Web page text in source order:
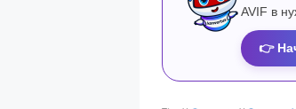
AVIF в
👉